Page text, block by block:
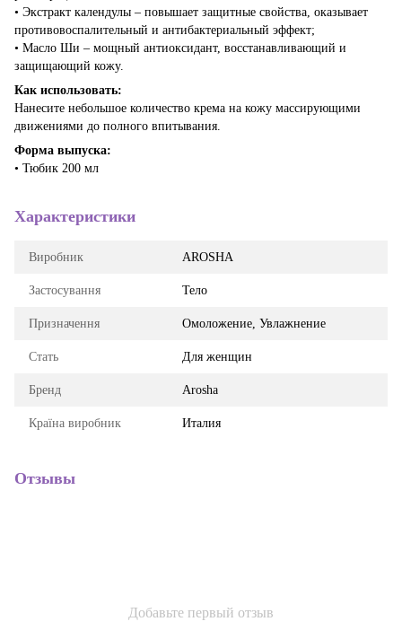
• Экстракт календулы – повышает защитные свойства, оказывает
противовоспалительный и антибактериальный эффект;
• Масло Ши – мощный антиоксидант, восстанавливающий и
защищающий кожу.
Как использовать:
Нанесите небольшое количество крема на кожу массирующими
движениями до полного впитывания.
Форма выпуска:
• Тюбик 200 мл
Характеристики
Виробник AROSHA
Застосування Тело
Призначення Омоложение, Увлажнение
Стать Для женщин
Бренд Arosha
Країна виробник Италия
Отзывы
Добавьте первый отзыв